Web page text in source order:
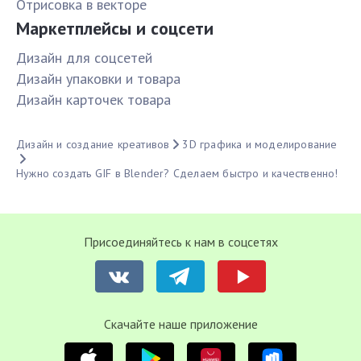
Отрисовка в векторе
Маркетплейсы и соцсети
Дизайн для соцсетей
Дизайн упаковки и товара
Дизайн карточек товара
Дизайн и создание креативов
3D графика и моделирование
Нужно создать GIF в Blender? Сделаем быстро и качественно!
Присоединяйтесь к нам в соцсетях
Cкачайте наше приложение